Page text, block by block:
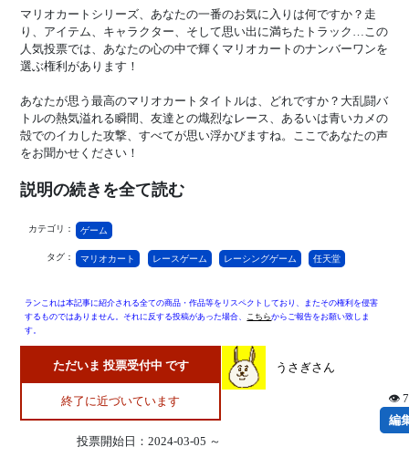
マリオカートシリーズ、あなたの一番のお気に入りは何ですか？走
り、アイテム、キャラクター、そして思い出に満ちたトラック…この
人気投票では、あなたの心の中で輝くマリオカートのナンバーワンを
選ぶ権利があります！
あなたが思う最高のマリオカートタイトルは、どれですか？大乱闘バ
トルの熱気溢れる瞬間、友達との熾烈なレース、あるいは青いカメの
殻でのイカした攻撃、すべてが思い浮かびますね。ここであなたの声
をお聞かせください！
説明の続きを全て読む
カテゴリ： ゲーム
タグ： マリオカート レースゲーム レーシングゲーム 任天堂
ランこれは本記事に紹介される全ての商品・作品等をリスペクトしており、またその権利を侵害
するものではありません。それに反する投稿があった場合、 こちらからご報告をお願い致しま
す。
ただいま 投票受付中 です
終了に近づいています
投票開始日：2024-03-05 ～
うさぎさん
👁
編